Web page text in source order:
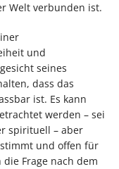
Welt verbunden ist.
und
seines
dass das
ist. Es kann
werden – sei
spirituell – aber
und offen für
Frage nach dem